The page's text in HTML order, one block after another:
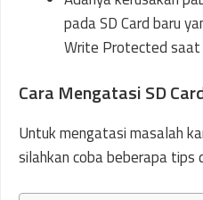
pada SD Card baru
Write Protected
Cara Mengatasi SD
Untuk mengatasi masalah
silahkan coba beberapa tips